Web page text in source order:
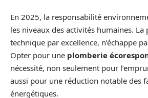
En 2025, la responsabilité
les niveaux des activités humaines.
technique par excellence, n’échappe
Opter pour une plomberie
nécessité, non seulement pour
aussi pour une réduction notable des
énergétiques.